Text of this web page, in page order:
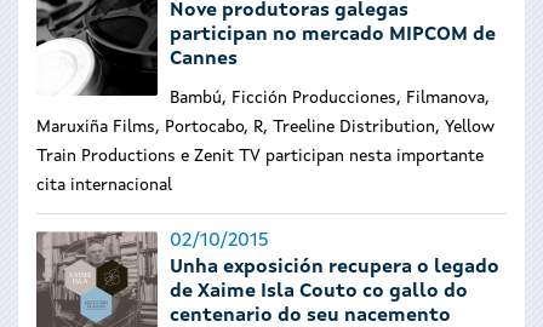
Nove produtoras galegas
participan no mercado MIPCOM de
Cannes
Bambú, Ficción Producciones, Filmanova,
Maruxiña Films, Portocabo, R, Treeline Distribution, Yellow
Train Productions e Zenit TV participan nesta importante
cita internacional
02/10/2015
Unha exposición recupera o legado
de Xaime Isla Couto co gallo do
centenario do seu nacemento